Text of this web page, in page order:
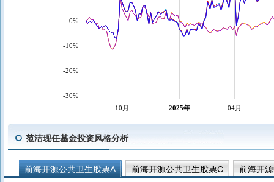
10月 2025年 04月
-30%
-20%
-10%
0%
范洁现任基金投资风格分析
前海开源公共卫生股票A 前海开源公共卫生股票C 前海开